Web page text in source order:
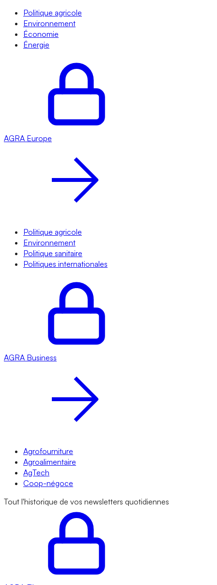
Politique agricole
Environnement
Économie
Énergie
AGRA Europe
Politique agricole
Environnement
Politique sanitaire
Politiques internationales
AGRA Business
Agrofourniture
Agroalimentaire
AgTech
Coop-négoce
Tout l'historique de vos newsletters quotidiennes